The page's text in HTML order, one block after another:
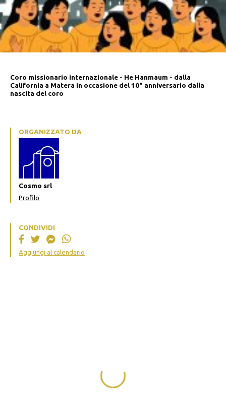
Coro missionario internazionale - He Hanmaum - dalla
California a Matera in occasione del 10° anniversario dalla
nascita del coro
ORGANIZZATO DA
Cosmo srl
Profilo
CONDIVIDI
Aggiungi al calendario